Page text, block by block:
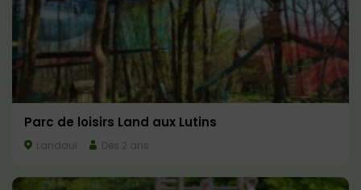
Parc de loisirs Land aux Lutins
Landaul Dès 2 ans